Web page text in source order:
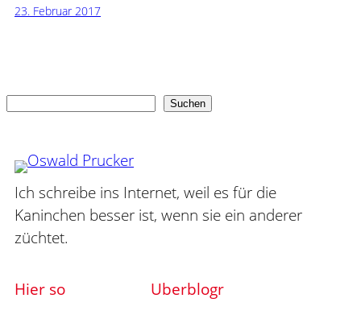
23. Februar 2017
Suchen
Ich schreibe ins Internet, weil es für die
Kaninchen besser ist, wenn sie ein anderer
züchtet.
Hier so Uberblogr